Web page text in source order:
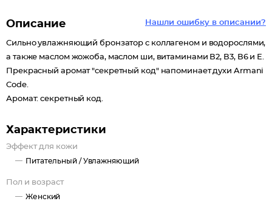
Нашли ошибку в описании?
Описание
Сильно увлажняющий бронзатор с коллагеном и водорослями,
а также маслом жожоба, маслом ши, витаминами В2, В3, В6 и Е.
Прекрасный аромат "секретный код" напоминает духи Armani
Code.
Аромат: секретный код.
Характеристики
Эффект для кожи
Питательный /Увлажняющий
Пол и возраст
Женский